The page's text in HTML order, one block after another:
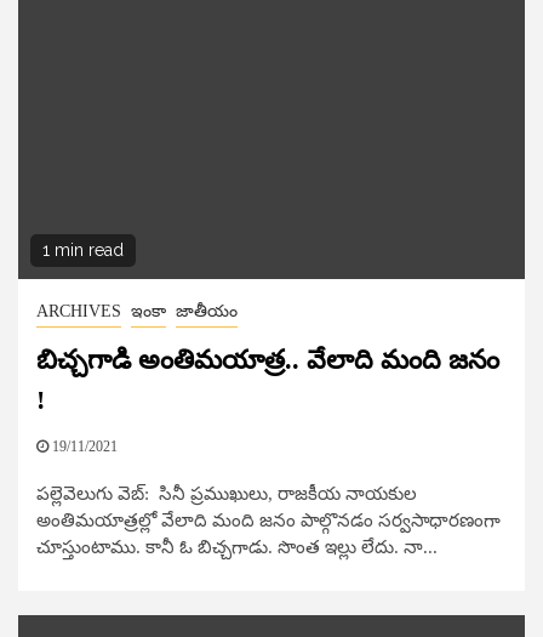
1 min read
ARCHIVES ఇంకా జాతీయం
బిచ్చ‌గాడి అంతిమ‌యాత్ర‌.. వేలాది మంది జ‌నం
!
19/11/2021
పల్లెవెలుగు వెబ్​: సినీ ప్ర‌ముఖులు, రాజ‌కీయ నాయ‌కుల
అంతిమ‌యాత్ర‌ల్లో వేలాది మంది జ‌నం పాల్గొన‌డం స‌ర్వ‌సాధార‌ణంగా
చూస్తుంటాము. కానీ ఓ బిచ్చ‌గాడు. సొంత ఇల్లు లేదు. నా...